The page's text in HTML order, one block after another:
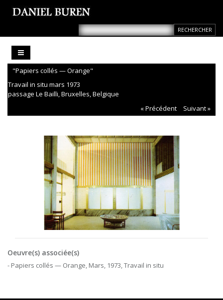
"Papiers collés — Orange"
Travail in situ mars 1973
passage Le Bailli, Bruxelles, Belgique
« Précédent
Suivant »
Oeuvre(s) associée(s)
- Papiers collés — Orange, Mars, 1973, Travail in situ